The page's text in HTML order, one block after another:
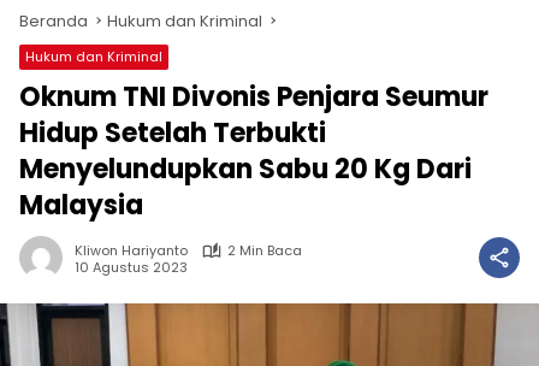
Beranda Hukum dan Kriminal
Hukum dan Kriminal
Oknum TNI Divonis Penjara Seumur
Hidup Setelah Terbukti
Menyelundupkan Sabu 20 Kg Dari
Malaysia
Kliwon Hariyanto
2 Min Baca
10 Agustus 2023